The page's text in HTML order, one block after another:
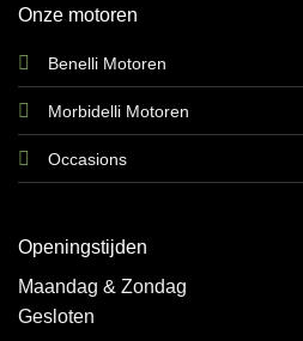
Onze motoren
Benelli Motoren
Morbidelli Motoren
Occasions
Openingstijden
Maandag & Zondag
Gesloten